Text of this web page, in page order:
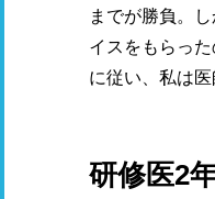
までが勝負。
イスをもらっ
に従い、私は医
研修医2